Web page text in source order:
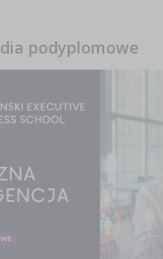
podyplomowe